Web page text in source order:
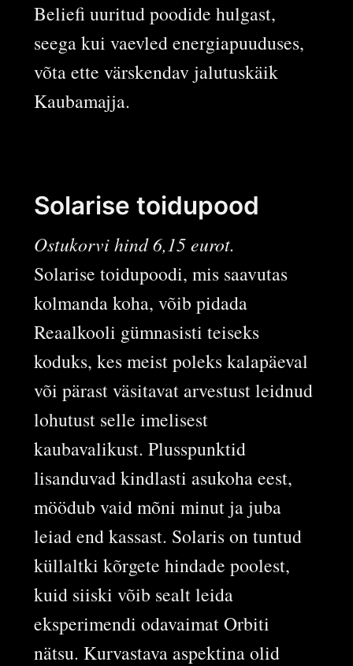
Beliefi uuritud poodide hulgast,
seega kui vaevled energiapuuduses,
võta ette värskendav jalutuskäik
Kaubamajja.
Solarise toidupood
Ostukorvi hind 6,15 eurot.
Solarise toidupoodi, mis saavutas
kolmanda koha, võib pidada
Reaalkooli gümnasisti teiseks
koduks, kes meist poleks kalapäeval
või pärast väsitavat arvestust leidnud
lohutust selle imelisest
kaubavalikust. Plusspunktid
lisanduvad kindlasti asukoha eest,
möödub vaid mõni minut ja juba
leiad end kassast. Solaris on tuntud
küllaltki kõrgete hindade poolest,
kuid siiski võib sealt leida
eksperimendi odavaimat Orbiti
nätsu. Kurvastava aspektina olid